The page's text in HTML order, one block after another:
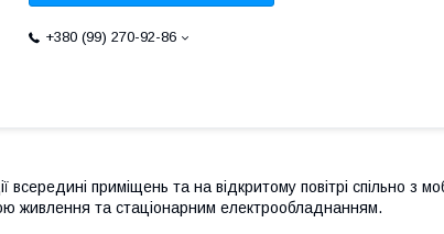
+380 (99) 270-92-86
приміщень та на відкритому повітрі спільно з
живлення та стаціонарним електрообладнанням.